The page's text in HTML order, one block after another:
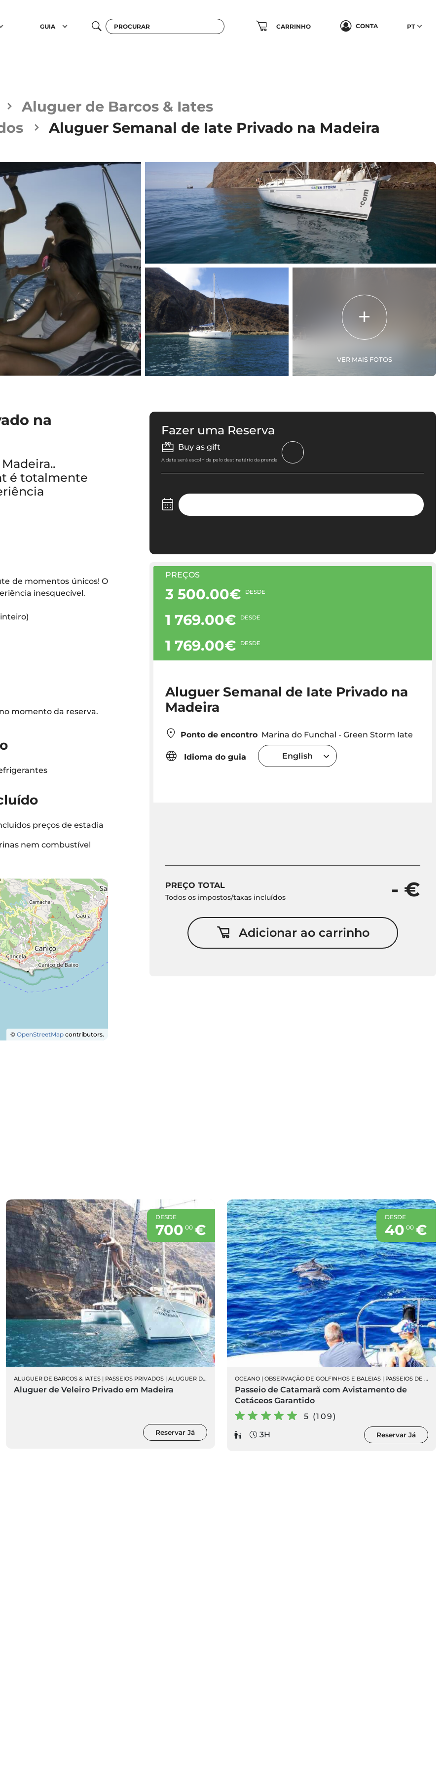
GUIA CARRINHO CONTA PT
Aluguer de Barcos & Iates
Aluguer Semanal de Iate Privado na Madeira
VER MAIS FOTOS
na
é totalmente
de momentos únicos! O
inesquecível.
momento da reserva.
preços de estadia
nem combustível
©OpenStreetMap contributors.
Fazer uma Reserva
Buy as gift
A data será escolhida pelo destinatário da prenda
PREÇOS
3 500.00€ DESDE
1 769.00€ DESDE
1 769.00€ DESDE
Aluguer Semanal de Iate Privado na
Madeira
Ponto de encontro Marina do Funchal - Green Storm Iate
Idioma do guia English
PREÇO TOTAL
Todos os impostos/taxas incluídos - €
Adicionar ao carrinho
|PASSEIOS DE BARCO AO PÔR DO SOL
DESDE
700 00 €
ALUGUER DE BARCOS & IATES | PASSEIOS PRIVADOS | ALUGUER DE VELEIROS PRIVADOS
Aluguer de Veleiro Privado em Madeira
Reservar Já
DESDE
40 00 €
OCEANO | OBSERVAÇÃO DE GOLFINHOS E BALEIAS | PASSEIOS DE BARCO
Passeio de Catamarã com Avistamento de
Cetáceos Garantido
5 (109)
3H
Reservar Já